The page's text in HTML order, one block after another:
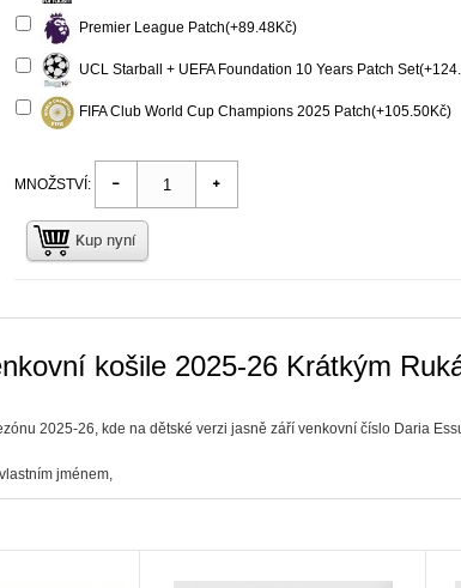
Premier League Patch(+89.48Kč)
UCL Starball + UEFA Foundation 10 Years Patch
FIFA Club World Cup Champions 2025 Patch(+105.50Kč)
MNOŽSTVÍ:
Kup nyní
košile 2025-26 Krátkým
2025-26, kde na dětské verzi jasně září venkovní číslo Daria
jménem,